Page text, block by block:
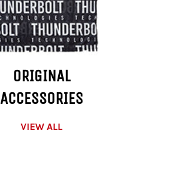
ORIGINAL
ACCESSORIES
VIEW ALL